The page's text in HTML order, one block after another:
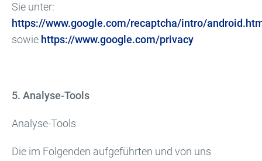
Sie unter:
https://www.google.com/recaptcha/intro/
sowie https://www.google.com/privacy
5. Analyse-Tools
Analyse-Tools
Die im Folgenden aufgeführten und von uns